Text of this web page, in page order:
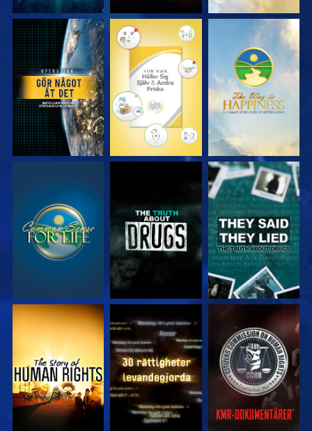
TITTA TITTA TITTA
TITTA TITTA TITTA
TITTA TITTA TITTA